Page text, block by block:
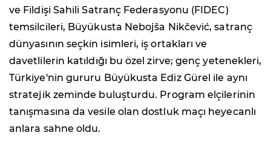
ve Fildişi Sahili Satranç Federasyonu (FIDEC)
temsilcileri, Büyükusta Nebojša Nikčević, satranç
dünyasının seçkin isimleri, iş ortakları ve
davetlilerin katıldığı bu özel zirve; genç yetenekleri,
Türkiye'nin gururu Büyükusta Ediz Gürel ile aynı
stratejik zeminde buluşturdu. Program elçilerinin
tanışmasına da vesile olan dostluk maçı heyecanlı
anlara sahne oldu.